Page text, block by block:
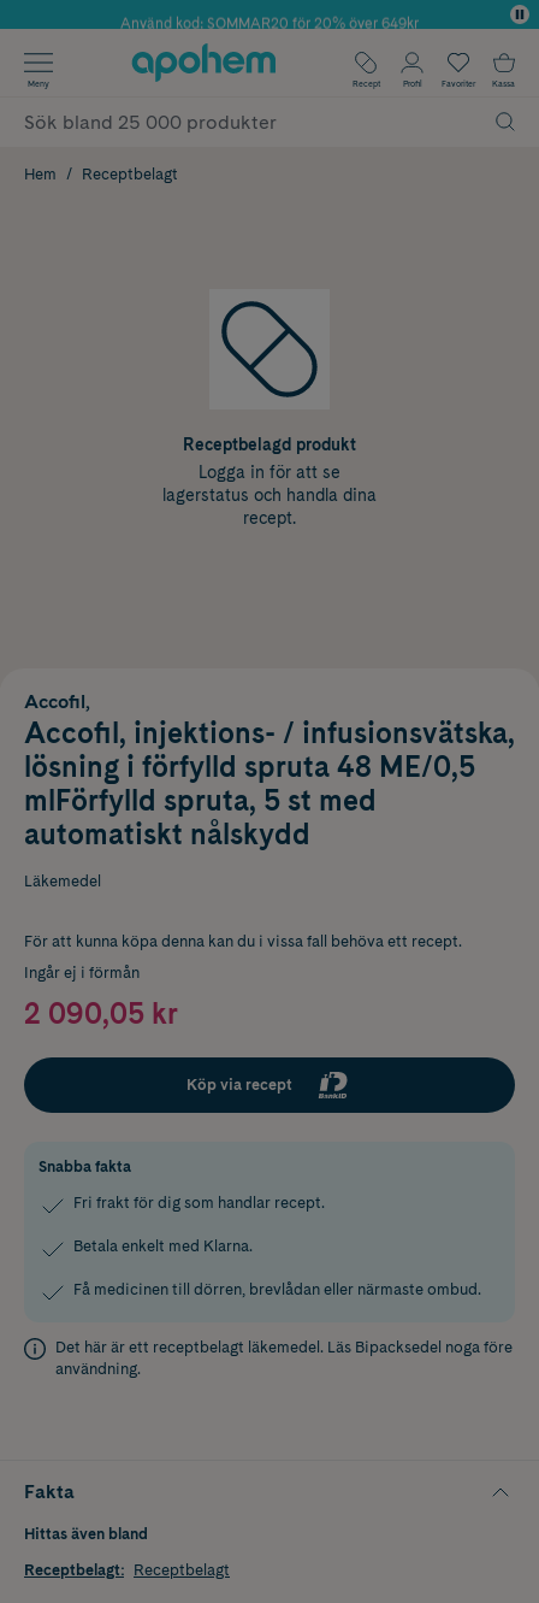
Använd kod: SOMMAR20 för 20% över 649kr
✓ Fri frakt
✓ Poäng på alla köp*
Meny Recept Profil Favoriter Kassa
Hem Receptbelagt
Receptbelagd produkt
Logga in för att se
lagerstatus och handla dina
recept.
Accofil,
Accofil, injektions- / infusionsvätska,
lösning i förfylld spruta 48 ME/0,5
mlFörfylld spruta, 5 st med
automatiskt nålskydd
Läkemedel
För att kunna köpa denna kan du i vissa fall behöva ett recept.
Ingår ej i förmån
2 090,05 kr
Köp via recept
Snabba fakta
Fri frakt för dig som handlar recept.
Betala enkelt med Klarna.
Få medicinen till dörren, brevlådan eller närmaste ombud.
Det här är ett receptbelagt läkemedel. Läs Bipacksedel noga före
användning.
Fakta
Hittas även bland
Receptbelagt: Receptbelagt